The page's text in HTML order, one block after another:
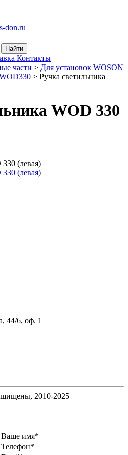
don.ru
Найти
Контакты
части > Для установок WOSON
> Ручка светильника
WOD 330
44/6, оф. 1
2010-2025
Baшe имя*
Телефон*